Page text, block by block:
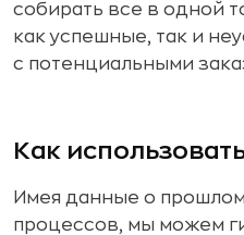
собирать все в одной
как успешные, так и
с потенциальными
Как
Имея данные о
процессов, мы можем